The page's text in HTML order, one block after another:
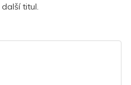
titul.